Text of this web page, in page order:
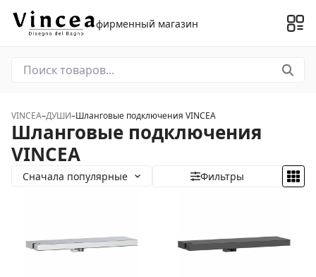
фирменный магазин
VINCEA–ДУШИ–Шланговые подключения VINCEA
Шланговые подключения
VINCEA
Сначала популярные Фильтры